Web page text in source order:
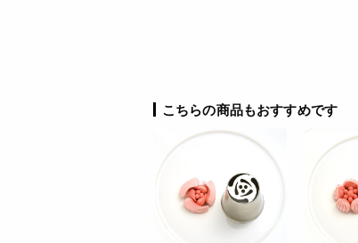
こちらの商品もおすすめです